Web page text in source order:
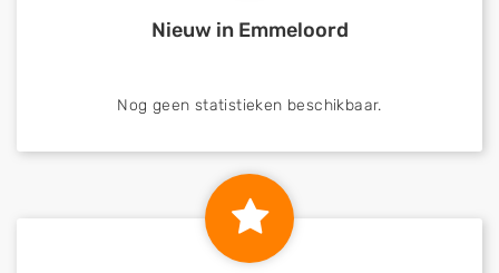
Nieuw in Emmeloord
Nog geen statistieken beschikbaar.